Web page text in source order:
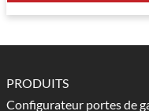
PRODUITS
Configurateur portes de